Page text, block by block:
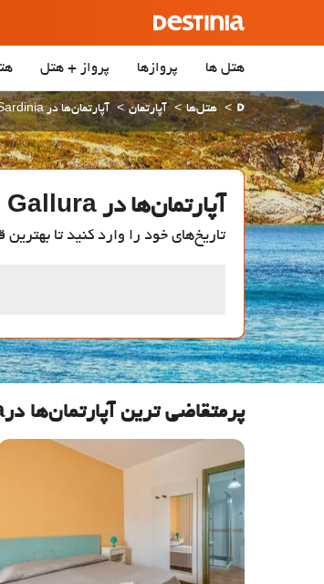
هتل ها پروازها پرواز + هتل
هتل‌ها آپارتمان آپارتمان‌ها در Sardinia
آپارتمان‌ها در Santa Teresa di Gallura
تاریخ‌های خود را وارد کنید تا بهترین
پرمتقاضی ترین آپارتمان‌‌ها درSanta Teresa di Gallura